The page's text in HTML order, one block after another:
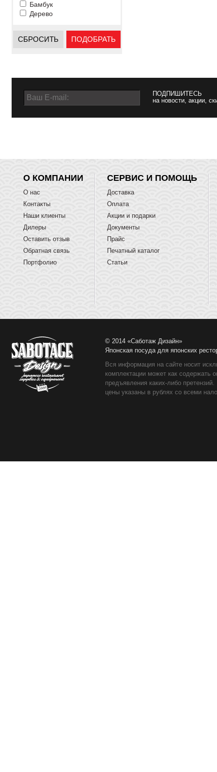
Бамбук
Дерево
СБРОСИТЬ ПОДОБРАТЬ
ПОДПИШИТЕСЬ
на новости, акции,
О КОМПАНИИ
О нас
Контакты
Наши клиенты
Дилеры
Оставить отзыв
Обратная связь
Портфолио
СЕРВИС И ПОМОЩЬ
Доставка
Оплата
Акции и подарки
Документы
Прайс
Печатный каталог
Статьи
© 2014 «Саботаж Дизайн»
Японская посуда для японских
Вся информация на сайте носит
комплектации может как содержать
предъявления каких-либо
цены указаны в рублях со всеми